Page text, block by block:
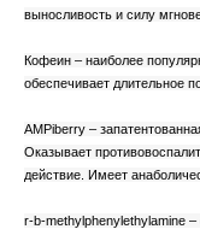
выносливость и силу
Кофеин – наиболее
обеспечивает длительное
AMPiberry –
Оказывает
действие. Имеет
r-b-methylphenylethylamine